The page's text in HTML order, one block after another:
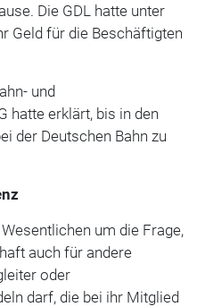
Die GDL hatte unter
Geld für die Beschäftigten
und
hatte erklärt, bis in den
der Deutschen Bahn zu
um die Frage,
auch für andere
oder
darf, die bei ihr Mitglied